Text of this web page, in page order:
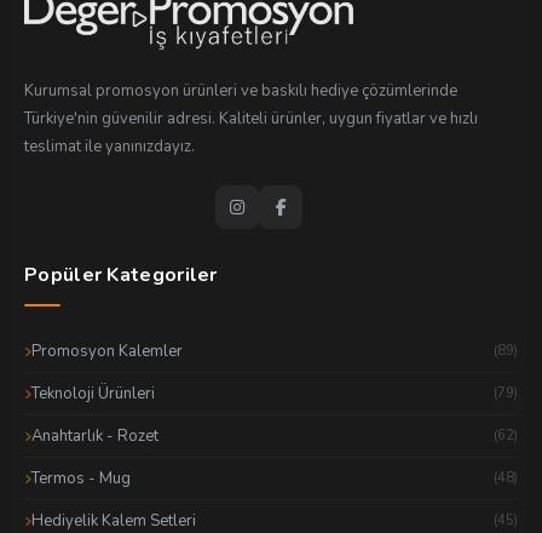
Kurumsal promosyon ürünleri ve baskılı hediye çözümlerinde
Türkiye'nin güvenilir adresi. Kaliteli ürünler, uygun fiyatlar ve hızlı
teslimat ile yanınızdayız.
Popüler Kategoriler
Promosyon Kalemler (89)
Teknoloji Ürünleri (79)
Anahtarlık - Rozet (62)
Termos - Mug (48)
Hediyelik Kalem Setleri (45)